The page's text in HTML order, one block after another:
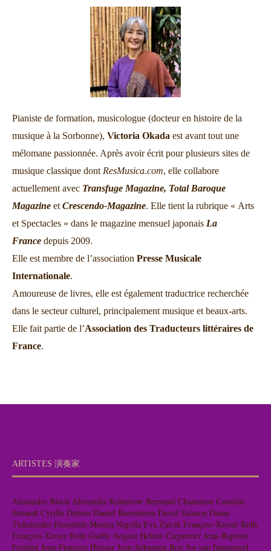
Pianiste de formation, musicologue (docteur en histoire de la
musique à la Sorbonne), Victoria Okada est avant tout une
mélomane passionnée. Après avoir écrit pour plusieurs sites de
musique classique dont ResMusica.com, elle collabore
actuellement avec Transfuge Magazine, Total Baroque
Magazine et Crescendo-Magazine. Elle tient la rubrique « Arts
et Spectacles » dans le magazine mensuel japonais La
France depuis 2009.
Elle est membre de l’association Presse Musicale
Internationale.
Amoureuse de livres, elle est également traductrice recherchée
dans le secteur culturel, principalement musique et beaux-arts.
Elle fait partie de l’Association des Traducteurs littéraires de
France.
ARTISTES 演奏家
Alexandre Bloch Alexandre Kantorow Bertrand Chamayou Caroline
Jestaedt Cyrille Dubois Daniel Barenboim David Salmon Diana
Tishchenko Ensemble Musica Nigella Eva Zaïcik François-Xavier Roth
François-Xavier Roth Gaëlle Arquez Hélène Carpentier Jean-Baptiste
Fonlupt Jean-François Heisser Jean-Sébastien Bou Jos van Immerseel